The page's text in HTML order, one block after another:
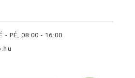
- PÉ, 08:00 - 16:00